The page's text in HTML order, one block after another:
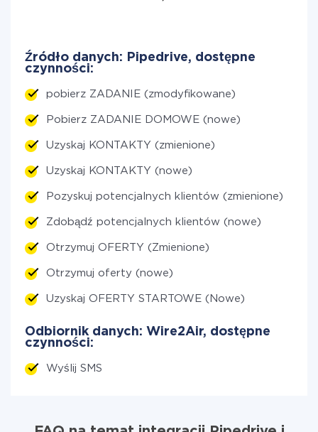
Źródło danych: Pipedrive, dostępne
czynności:
pobierz ZADANIE (zmodyfikowane)
Pobierz ZADANIE DOMOWE (nowe)
Uzyskaj KONTAKTY (zmienione)
Uzyskaj KONTAKTY (nowe)
Pozyskuj potencjalnych klientów (zmienione)
Zdobądź potencjalnych klientów (nowe)
Otrzymuj OFERTY (Zmienione)
Otrzymuj oferty (nowe)
Uzyskaj OFERTY STARTOWE (Nowe)
Odbiornik danych: Wire2Air, dostępne
czynności:
Wyślij SMS